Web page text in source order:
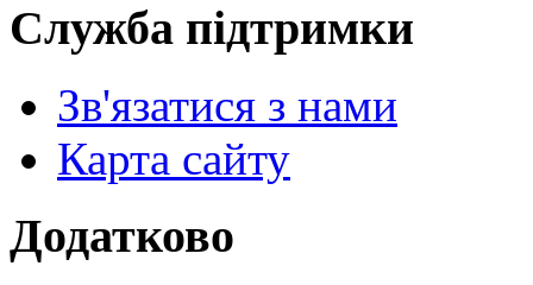
Служба підтримки
Зв'язатися з нами
Карта сайту
Додатково